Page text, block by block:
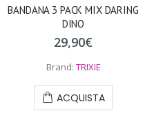
BANDANA 3 PACK MIX DARING
DINO
29,90€
Brand: TRIXIE
ACQUISTA